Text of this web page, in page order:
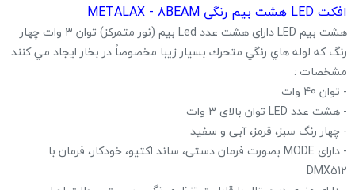
افکت LED هشت بیم رنگی METALAX - 8BEAM
هشت بیم LED دارای هشت عدد Led بیم (نور متمرکز) توان ٣ وات چهار
رنگ كه لوله هاي رنگي متحرك بسيار زيبا مخصوصاً در بخار ايجاد مي كنند.
مشخصات :
- توان 40 وات
- هشت عدد LED توان بالای 3 وات
- چهار رنگ سبز، قرمز، آبی و سفید
- دارای MODE بصورت فرمان دستی، ساند اکتیو، خودکار، فرمان با
DMX512